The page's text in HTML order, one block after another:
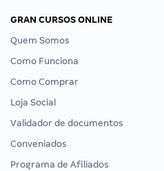
GRAN CURSOS ONLINE
Quem Somos
Como Funciona
Como Comprar
Loja Social
Validador de documentos
Conveniados
Programa de Afiliados